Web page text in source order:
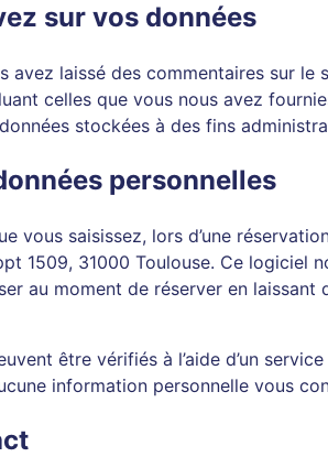
sur vos données
avez laissé des commentaires sur
celles que vous nous avez
stockées à des fins
personnelles
vous saisissez, lors d’une
1509, 31000 Toulouse. Ce
au moment de réserver en
être vérifiés à l’aide d’un
information personnelle vous